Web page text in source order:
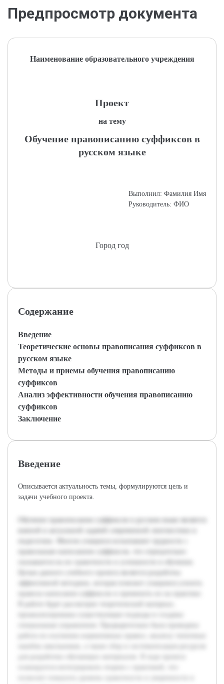
Предпросмотр документа
Наименование образовательного учреждения
Проект
на тему
Обучение правописанию суффиксов в
русском языке
Выполнил: Фамилия Имя
Руководитель: ФИО
Город год
Содержание
Введение
Теоретические основы правописания суффиксов в
русском языке
Методы и приемы обучения правописанию
суффиксов
Анализ эффективности обучения правописанию
суффиксов
Заключение
Введение
Описывается актуальность темы, формулируются цель и
задачи учебного проекта.